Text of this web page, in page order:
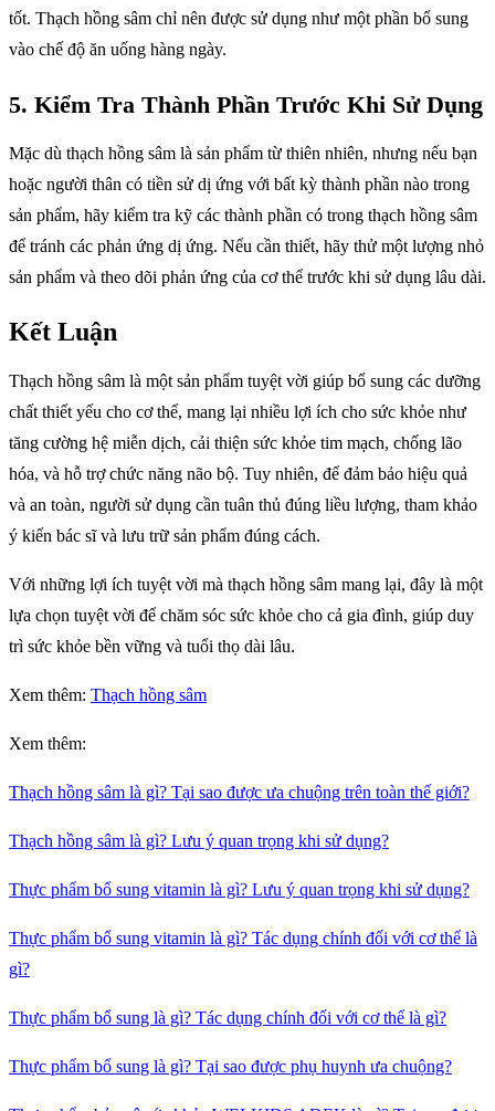
tốt. Thạch hồng sâm chỉ nên được sử dụng như một phần bổ sung
vào chế độ ăn uống hàng ngày.
5. Kiểm Tra Thành Phần Trước Khi Sử Dụng
Mặc dù thạch hồng sâm là sản phẩm từ thiên nhiên, nhưng nếu bạn
hoặc người thân có tiền sử dị ứng với bất kỳ thành phần nào trong
sản phẩm, hãy kiểm tra kỹ các thành phần có trong thạch hồng sâm
để tránh các phản ứng dị ứng. Nếu cần thiết, hãy thử một lượng nhỏ
sản phẩm và theo dõi phản ứng của cơ thể trước khi sử dụng lâu dài.
Kết Luận
Thạch hồng sâm là một sản phẩm tuyệt vời giúp bổ sung các dưỡng
chất thiết yếu cho cơ thể, mang lại nhiều lợi ích cho sức khỏe như
tăng cường hệ miễn dịch, cải thiện sức khỏe tim mạch, chống lão
hóa, và hỗ trợ chức năng não bộ. Tuy nhiên, để đảm bảo hiệu quả
và an toàn, người sử dụng cần tuân thủ đúng liều lượng, tham khảo
ý kiến bác sĩ và lưu trữ sản phẩm đúng cách.
Với những lợi ích tuyệt vời mà thạch hồng sâm mang lại, đây là một
lựa chọn tuyệt vời để chăm sóc sức khỏe cho cả gia đình, giúp duy
trì sức khỏe bền vững và tuổi thọ dài lâu.
Xem thêm: Thạch hồng sâm
Xem thêm:
Thạch hồng sâm là gì? Tại sao được ưa chuộng trên toàn thế giới?
Thạch hồng sâm là gì? Lưu ý quan trọng khi sử dụng?
Thực phẩm bổ sung vitamin là gì? Lưu ý quan trọng khi sử dụng?
Thực phẩm bổ sung vitamin là gì? Tác dụng chính đối với cơ thể là
gì?
Thực phẩm bổ sung là gì? Tác dụng chính đối với cơ thể là gì?
Thực phẩm bổ sung là gì? Tại sao được phụ huynh ưa chuộng?